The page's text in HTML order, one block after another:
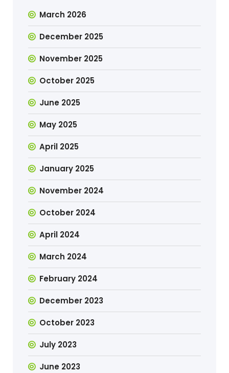
March 2026
December 2025
November 2025
October 2025
June 2025
May 2025
April 2025
January 2025
November 2024
October 2024
April 2024
March 2024
February 2024
December 2023
October 2023
July 2023
June 2023